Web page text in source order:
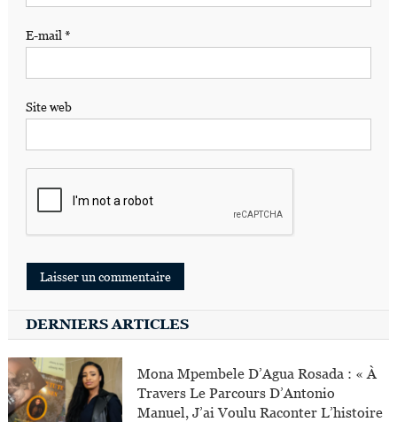
E-mail *
Site web
DERNIERS ARTICLES
Mona Mpembele D’Agua Rosada : « À
Travers Le Parcours D’Antonio
Manuel, J’ai Voulu Raconter L’histoire